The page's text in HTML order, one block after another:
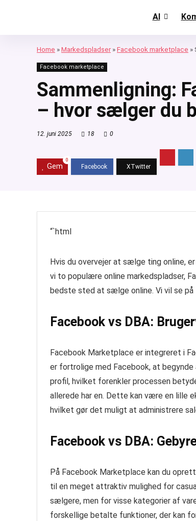
AI
Home »Markedspladser»Facebook marketplace »
Facebook marketplace
Sammenligning:
– hvor sælger du
12. juni 2025 18 0
Gem
0
“`html
Hvis du overvejer at sælge ting online,
vi to populære online markedspladser,
bedste sted at sælge online. Vi vil se
Facebook vs DBA:
Facebook Marketplace er integreret i
er fortrolige med Facebook, at
profil, hvilket forenkler processen
allerede har en. Dette kan være en lille
hvilket gør det muligt at administrere
Facebook vs DBA:
På Facebook Marketplace kan du
til en meget attraktiv mulighed for
sælgere, men for visse kategorier af
forskellige betalte funktioner, der kan